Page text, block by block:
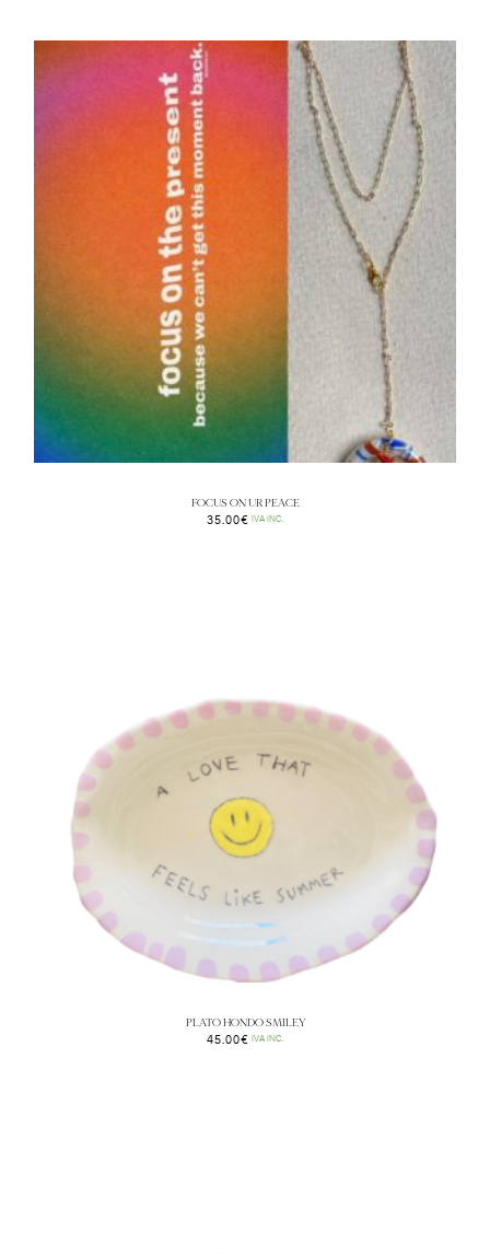
FOCUS ON UR PEACE
35.00€ IVA INC.
PLATO HONDO SMILEY
45.00€ IVA INC.